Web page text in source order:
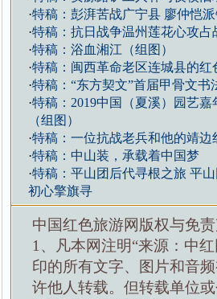
·特稿：彭湃苦战广宁县 廖仲恺派
·特稿：抗日战争温州莲花心攻
·特稿：浴血湘江（组图）
·特稿：闽西革命老区连城县的红
·特稿：“东方契文”首届甲骨文
·特稿：2019中国（夏溪）园艺
（组图）
·特稿：一位抗战老兵和他的靖边
·特稿：中山装，承载着中国梦
·特稿：平山团后代寻根之旅 平
初心擎旗寻
中国红色旅游网版权与免责
1、凡本网注明“来源：中
印的所有文字、图片和音
许他人转载。但转载单位